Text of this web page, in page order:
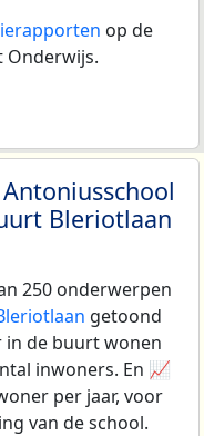
op de
Onderwijs.
Bleriotlaan
250 onderwerpen
getoond
in de buurt wonen
inwoners. En 📈
per jaar, voor
van de school.